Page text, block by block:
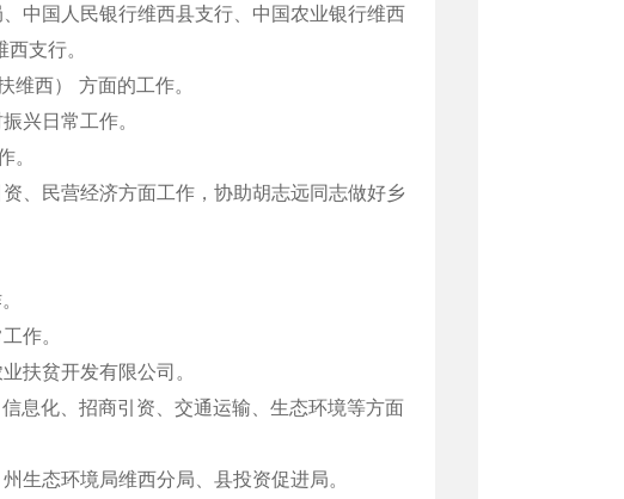
中国人民银行维西县支行、中国农业银行维西
支行。
西） 方面的工作。
兴日常工作。
。
、民营经济方面工作，协助胡志远同志做好乡
作。
扶贫开发有限公司。
息化、招商引资、交通运输、生态环境等方面
生态环境局维西分局、县投资促进局。